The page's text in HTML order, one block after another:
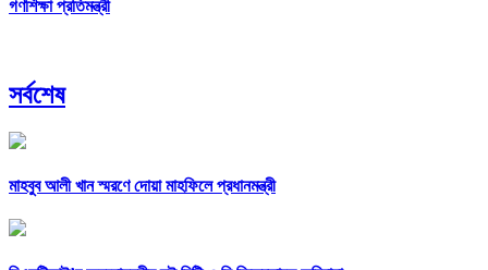
গণশিক্ষা প্রতিমন্ত্রী
সর্বশেষ
মাহবুব আলী খান স্মরণে দোয়া মাহফিলে প্রধানমন্ত্রী